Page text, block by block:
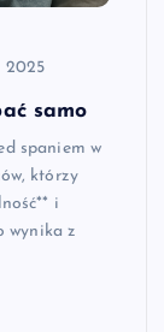
2025
samo
spaniem w
którzy
i
wynika z